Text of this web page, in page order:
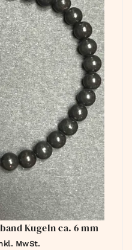
Kugeln ca. 6 mm
MwSt.